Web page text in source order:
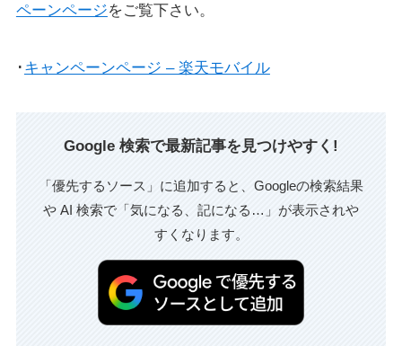
ペーンページをご覧下さい。
･ キャンペーンページ – 楽天モバイル
Google 検索で最新記事を見つけやすく!
「優先するソース」に追加すると、Googleの検索結果
や AI 検索で「気になる、記になる…」が表示されや
すくなります。